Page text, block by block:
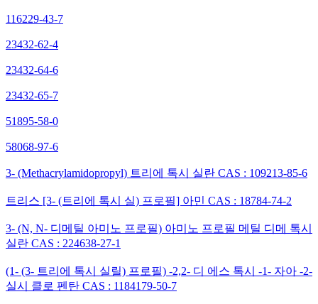
116229-43-7
23432-62-4
23432-64-6
23432-65-7
51895-58-0
58068-97-6
3- (Methacrylamidopropyl) 트리에 톡시 실란 CAS : 109213-85-6
트리스 [3- (트리에 톡시 실) 프로필] 아민 CAS : 18784-74-2
3- (N, N- 디메틸 아미노 프로필) 아미노 프로필 메틸 디메 톡시
실란 CAS : 224638-27-1
(1- (3- 트리에 톡시 실릴) 프로필) -2,2- 디 에스 톡시 -1- 자아 -2-
실시 클로 펜탄 CAS : 1184179-50-7